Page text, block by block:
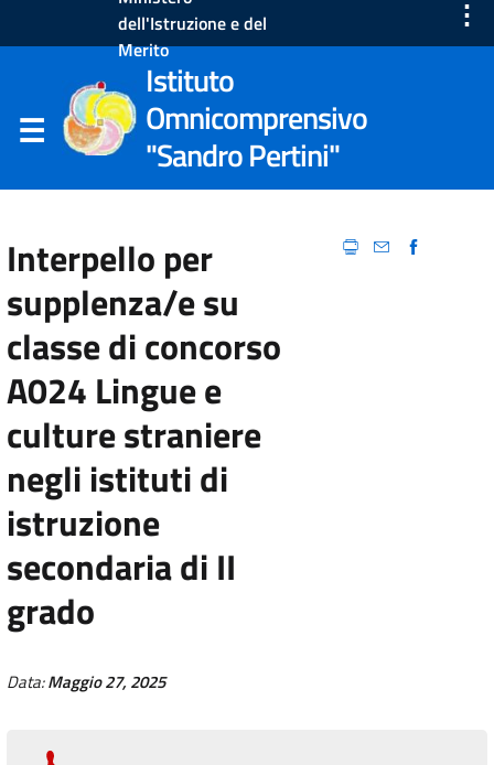
dell'Istruzione e del
Merito
⋮
Istituto
Omnicomprensivo
"Sandro Pertini"
Interpello per
supplenza/e su
classe di concorso
A024 Lingue e
culture straniere
negli istituti di
istruzione
secondaria di II
grado
Data:Maggio 27, 2025